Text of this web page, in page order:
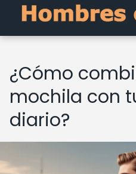
¿Cómo
mochila con
diario?